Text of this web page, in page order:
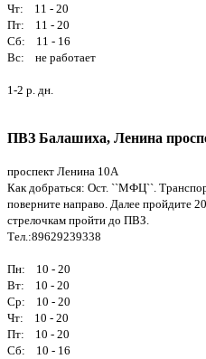
Чт: 11 - 20
Пт: 11 - 20
Сб: 11 - 16
Вс: не работает
1-2 р. дн.
ПВЗ Балашиха, Ленина
проспект Ленина 10А
Как добраться: Ост. ``МФЦ``.
поверните направо. Далее пройдите
стрелочкам пройти до ПВЗ.
Тел.:89629239338
Пн: 10 - 20
Вт: 10 - 20
Ср: 10 - 20
Чт: 10 - 20
Пт: 10 - 20
Сб: 10 - 16